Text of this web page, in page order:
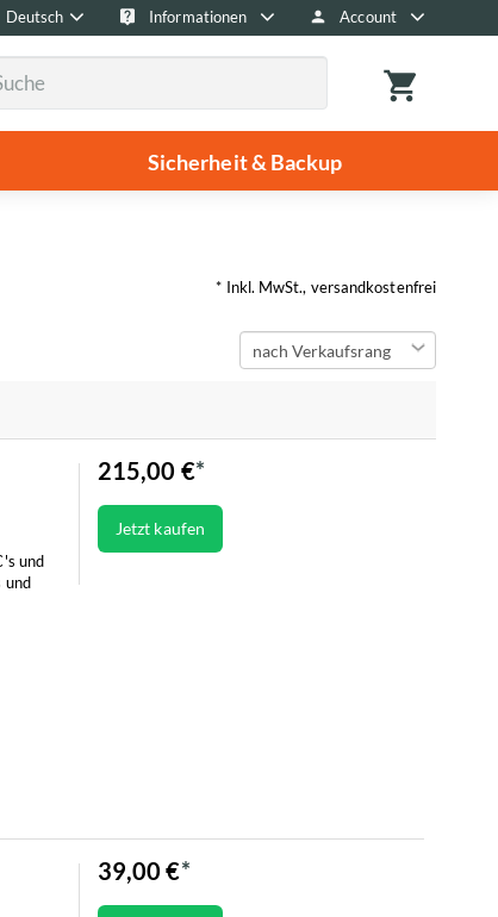
Deutsch Informationen Account
Sicherheit & Backup
* Inkl. MwSt., versandkostenfrei
und
und
215,00 €
Jetzt kaufen
39,00 €